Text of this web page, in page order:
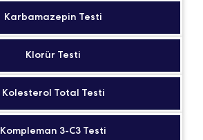
Karbamazepin Testi
Klorür Testi
Kolesterol Total Testi
Kompleman 3-C3 Testi